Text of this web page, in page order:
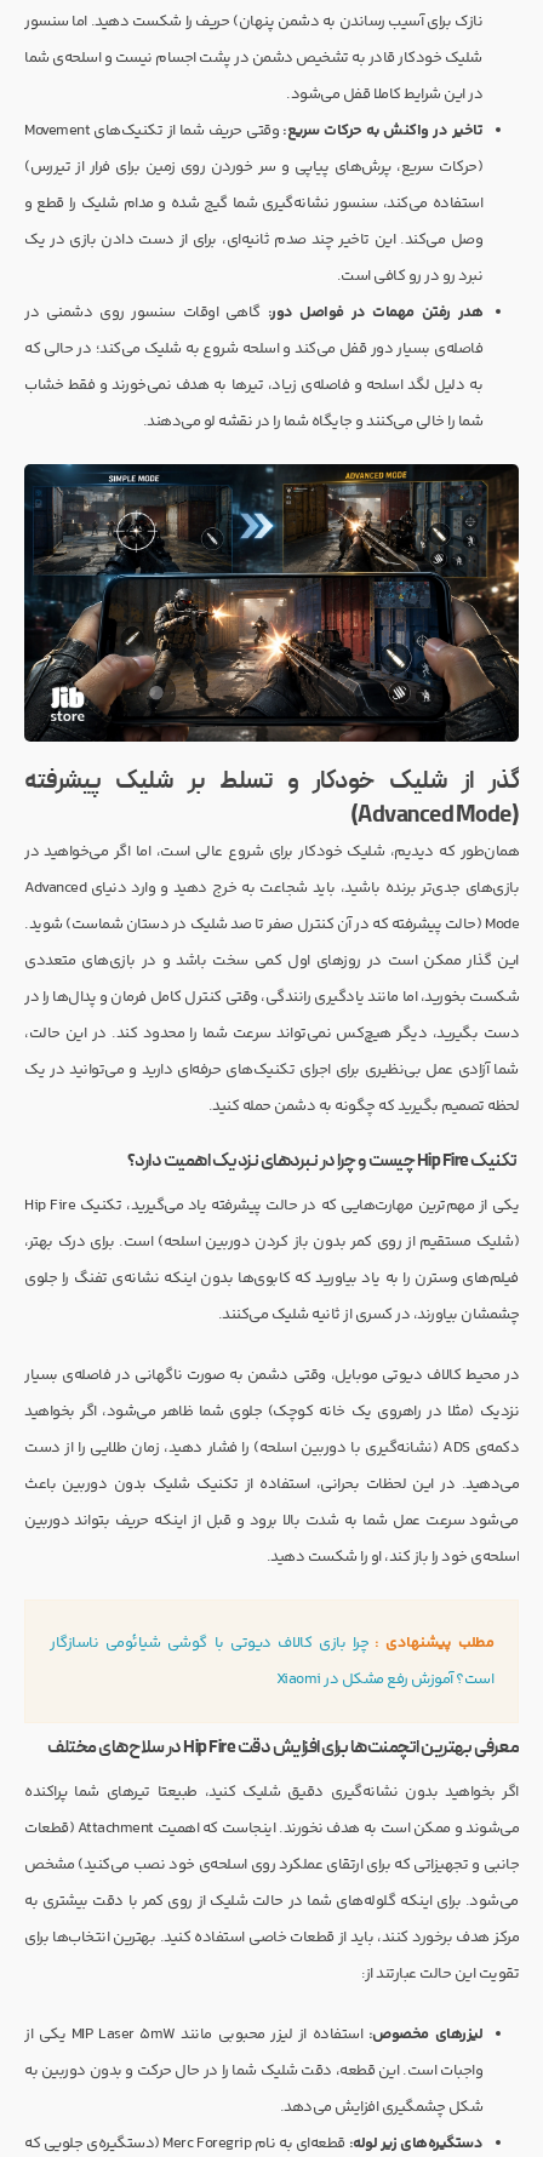
نازک برای آسیب رساندن به دشمن پنهان) حریف را شکست دهید. اما سنسور
شلیک خودکار قادر به تشخیص دشمن در پشت اجسام نیست و اسلحه‌ی شما
در این شرایط کاملا قفل می‌شود.
تاخیر در واکنش به حرکات سریع:
وقتی حریف شما از تکنیک‌های Movement
(حرکات سریع، پرش‌های پیاپی و سر خوردن روی زمین برای فرار از تیررس)
استفاده می‌کند، سنسور نشانه‌گیری شما گیج شده و مدام شلیک را قطع و
وصل می‌کند. این تاخیر چند صدم ثانیه‌ای، برای از دست دادن بازی در یک
نبرد رو در رو کافی است.
هدر رفتن مهمات در فواصل دور: گاهی اوقات سنسور روی دشمنی در
فاصله‌ی بسیار دور قفل می‌کند و اسلحه شروع به شلیک می‌کند؛ در حالی که
به دلیل لگد اسلحه و فاصله‌ی زیاد، تیرها به هدف نمی‌خورند و فقط خشاب
شما را خالی می‌کنند و جایگاه شما را در نقشه لو می‌دهند.
گذر از شلیک خودکار و تسلط بر شلیک پیشرفته
(Advanced Mode)
همان‌طور که دیدیم، شلیک خودکار برای شروع عالی است، اما اگر می‌خواهید در
بازی‌های جدی‌تر برنده باشید، باید شجاعت به خرج دهید و وارد دنیای Advanced
Mode (حالت پیشرفته که در آن کنترل صفر تا صد شلیک در دستان شماست) شوید.
این گذار ممکن است در روزهای اول کمی سخت باشد و در بازی‌های متعددی
شکست بخورید، اما مانند یادگیری رانندگی، وقتی کنترل کامل فرمان و پدال‌ها را در
دست بگیرید، دیگر هیچ‌کس نمی‌تواند سرعت شما را محدود کند. در این حالت،
شما آزادی عمل بی‌نظیری برای اجرای تکنیک‌های حرفه‌ای دارید و می‌توانید در یک
لحظه تصمیم بگیرید که چگونه به دشمن حمله کنید.
تکنیک Hip Fire چیست و چرا در نبردهای نزدیک اهمیت دارد؟
یکی از مهم‌ترین مهارت‌هایی که در حالت پیشرفته یاد می‌گیرید، تکنیک Hip Fire
(شلیک مستقیم از روی کمر بدون باز کردن دوربین اسلحه) است. برای درک بهتر،
فیلم‌های وسترن را به یاد بیاورید که کابوی‌ها بدون اینکه نشانه‌ی تفنگ را جلوی
چشمشان بیاورند، در کسری از ثانیه شلیک می‌کنند.
در محیط کالاف دیوتی موبایل، وقتی دشمن به صورت ناگهانی در فاصله‌ی بسیار
نزدیک (مثلا در راهروی یک خانه کوچک) جلوی شما ظاهر می‌شود، اگر بخواهید
دکمه‌ی ADS (نشانه‌گیری با دوربین اسلحه) را فشار دهید، زمان طلایی را از دست
می‌دهید. در این لحظات بحرانی، استفاده از تکنیک شلیک بدون دوربین باعث
می‌شود سرعت عمل شما به شدت بالا برود و قبل از اینکه حریف بتواند دوربین
اسلحه‌ی خود را باز کند، او را شکست دهید.
مطلب پیشنهادی : چرا بازی کالاف دیوتی با گوشی شیائومی ناسازگار
است؟ آموزش رفع مشکل در Xiaomi
معرفی بهترین اتچمنت‌ها برای افزایش دقت Hip Fire در سلاح‌های مختلف
اگر بخواهید بدون نشانه‌گیری دقیق شلیک کنید، طبیعتا تیرهای شما پراکنده
می‌شوند و ممکن است به هدف نخورند. اینجاست که اهمیت Attachment (قطعات
جانبی و تجهیزاتی که برای ارتقای عملکرد روی اسلحه‌ی خود نصب می‌کنید) مشخص
می‌شود. برای اینکه گلوله‌های شما در حالت شلیک از روی کمر با دقت بیشتری به
مرکز هدف برخورد کنند، باید از قطعات خاصی استفاده کنید. بهترین انتخاب‌ها برای
تقویت این حالت عبارتند از:
لیزرهای مخصوص:
استفاده از لیزر محبوبی مانند MIP Laser 5mW یکی از
واجبات است. این قطعه، دقت شلیک شما را در حال حرکت و بدون دوربین به
شکل چشمگیری افزایش می‌دهد.
دستگیره‌های زیر لوله:
قطعه‌ای به نام Merc Foregrip (دستگیره‌ی جلویی که